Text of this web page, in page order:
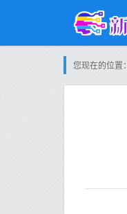
您现在的位置：